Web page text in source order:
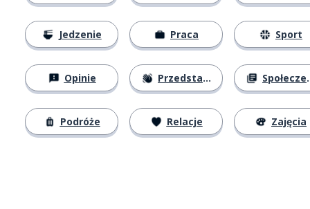
Jedzenie
Opinie
Podróże
Praca
Przedstawianie się
Relacje
Sport
Społeczeństwo
Zajęcia